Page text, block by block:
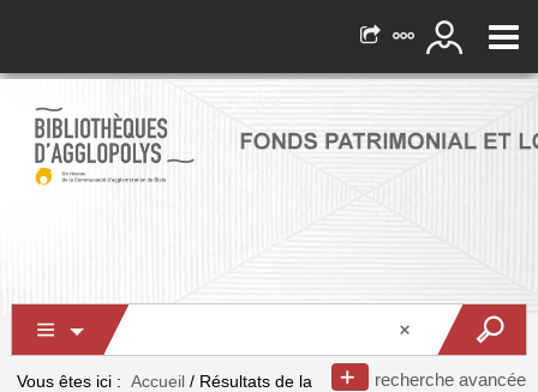
recherche avancée
Vous êtes ici : Accueil / Résultats de la